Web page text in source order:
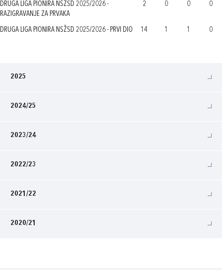
DRUGA LIGA PIONIRA NSŽSD 2025/2026 -
RAZIGRAVANJE ZA PRVAKA
2 0 0 0
DRUGA LIGA PIONIRA NSŽSD 2025/2026 - PRVI DIO 14 1 1 0
2025
2024/25
2023/24
2022/23
2021/22
2020/21